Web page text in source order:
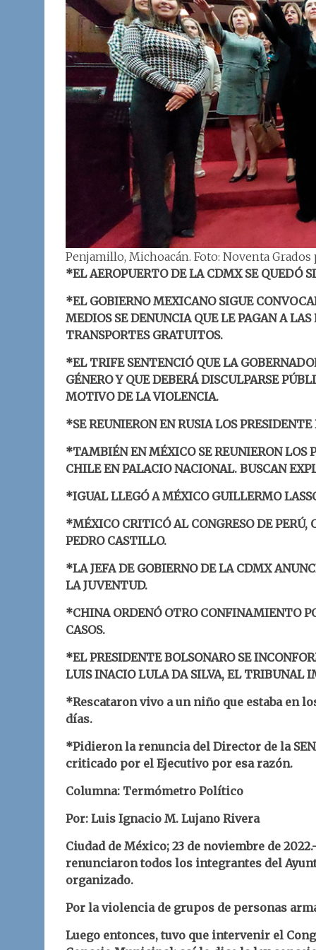
Penjamillo, Michoacán. Foto: Noventa
*EL AEROPUERTO DE LA CDMX SE QUEDÓ
*EL GOBIERNO MEXICANO SIGUE
MEDIOS SE DENUNCIA QUE LE PAGAN A
TRANSPORTES GRATUITOS.
*EL TRIFE SENTENCIÓ QUE LA
GÉNERO Y QUE DEBERÁ DISCULPARSE
MOTIVO DE LA VIOLENCIA.
*SE REUNIERON EN RUSIA LOS
*TAMBIÉN EN MÉXICO SE REUNIERON LOS
CHILE EN PALACIO NACIONAL. BUSCAN
*IGUAL LLEGÓ A MÉXICO GUILLERMO
*MÉXICO CRITICÓ AL CONGRESO DE PERÚ,
PEDRO CASTILLO.
*LA JEFA DE GOBIERNO DE LA CDMX
LA JUVENTUD.
*CHINA ORDENÓ OTRO CONFINAMIENTO
CASOS.
*EL PRESIDENTE BOLSONARO SE
LUIS INACIO LULA DA SILVA, EL TRIBUNAL
*Rescataron vivo a un niño que estaba en
días.
*Pidieron la renuncia del Director de la
criticado por el Ejecutivo por esa razón.
Columna: Termómetro Político
Por: Luis Ignacio M. Lujano Rivera
Ciudad de México; 23 de noviembre de
renunciaron todos los integrantes del
organizado.
Por la violencia de grupos de personas
Luego entonces, tuvo que intervenir el